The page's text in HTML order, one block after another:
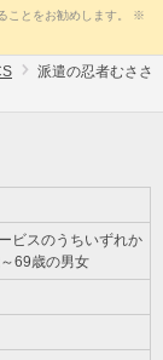
ことをお勧めします。 ※
派遣の忍者むささ
ビスのうちいずれか
69歳の男女